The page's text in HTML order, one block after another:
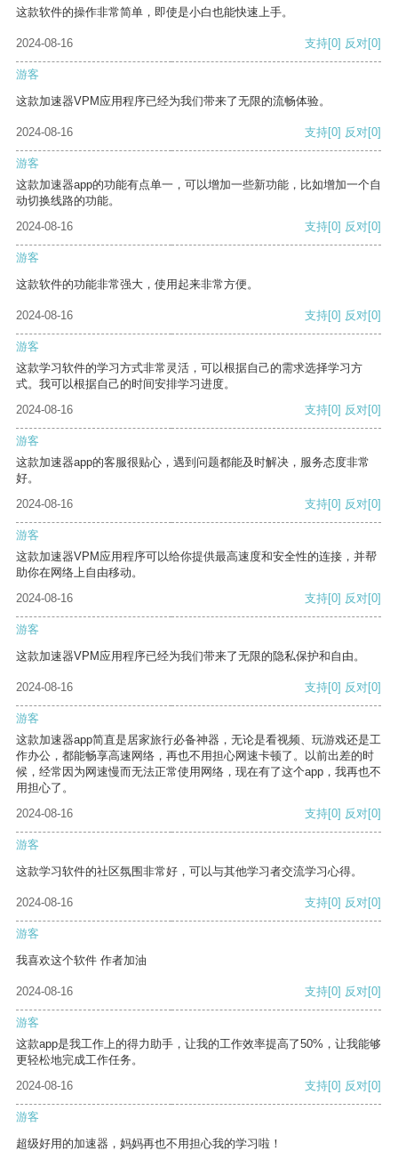
这款软件的操作非常简单，即使是小白也能快速上手。
2024-08-16 支持[0] 反对[0]
游客
这款加速器VPM应用程序已经为我们带来了无限的流畅体验。
2024-08-16 支持[0] 反对[0]
游客
这款加速器app的功能有点单一，可以增加一些新功能，比如增加一个自
动切换线路的功能。
2024-08-16
支持[0] 反对[0]
游客
这款软件的功能非常强大，使用起来非常方便。
2024-08-16 支持[0] 反对[0]
游客
这款学习软件的学习方式非常灵活，可以根据自己的需求选择学习方
式。我可以根据自己的时间安排学习进度。
2024-08-16
支持[0] 反对[0]
游客
这款加速器app的客服很贴心，遇到问题都能及时解决，服务态度非常
好。
2024-08-16
支持[0] 反对[0]
游客
这款加速器VPM应用程序可以给你提供最高速度和安全性的连接，并帮
助你在网络上自由移动。
2024-08-16
支持[0] 反对[0]
游客
这款加速器VPM应用程序已经为我们带来了无限的隐私保护和自由。
2024-08-16 支持[0] 反对[0]
游客
这款加速器app简直是居家旅行必备神器，无论是看视频、玩游戏还是工
作办公，都能畅享高速网络，再也不用担心网速卡顿了。以前出差的时
候，经常因为网速慢而无法正常使用网络，现在有了这个app，我再也不
用担心了。
2024-08-16
支持[0] 反对[0]
游客
这款学习软件的社区氛围非常好，可以与其他学习者交流学习心得。
2024-08-16 支持[0] 反对[0]
游客
我喜欢这个软件 作者加油
2024-08-16 支持[0] 反对[0]
游客
这款app是我工作上的得力助手，让我的工作效率提高了50%，让我能够
更轻松地完成工作任务。
2024-08-16
支持[0] 反对[0]
游客
超级好用的加速器，妈妈再也不用担心我的学习啦！